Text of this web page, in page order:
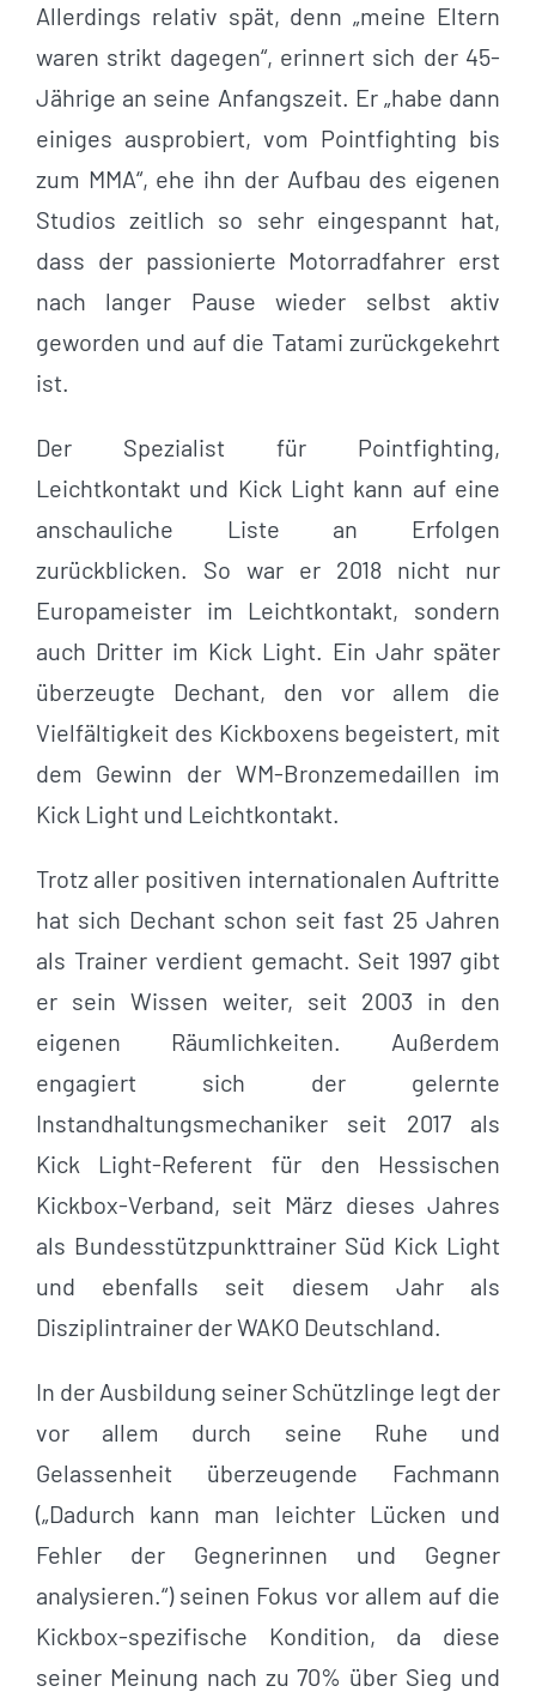
Allerdings relativ spät, denn „meine Eltern
waren strikt dagegen“, erinnert sich der 45-
Jährige an seine Anfangszeit. Er „habe dann
einiges ausprobiert, vom Pointfighting bis
zum MMA“, ehe ihn der Aufbau des eigenen
Studios zeitlich so sehr eingespannt hat,
dass der passionierte Motorradfahrer erst
nach langer Pause wieder selbst aktiv
geworden und auf die Tatami zurückgekehrt
ist.
Der Spezialist für Pointfighting,
Leichtkontakt und Kick Light kann auf eine
anschauliche Liste an Erfolgen
zurückblicken. So war er 2018 nicht nur
Europameister im Leichtkontakt, sondern
auch Dritter im Kick Light. Ein Jahr später
überzeugte Dechant, den vor allem die
Vielfältigkeit des Kickboxens begeistert, mit
dem Gewinn der WM-Bronzemedaillen im
Kick Light und Leichtkontakt.
Trotz aller positiven internationalen Auftritte
hat sich Dechant schon seit fast 25 Jahren
als Trainer verdient gemacht. Seit 1997 gibt
er sein Wissen weiter, seit 2003 in den
eigenen Räumlichkeiten. Außerdem
engagiert sich der gelernte
Instandhaltungsmechaniker seit 2017 als
Kick Light-Referent für den Hessischen
Kickbox-Verband, seit März dieses Jahres
als Bundesstützpunkttrainer Süd Kick Light
und ebenfalls seit diesem Jahr als
Disziplintrainer der WAKO Deutschland.
In der Ausbildung seiner Schützlinge legt der
vor allem durch seine Ruhe und
Gelassenheit überzeugende Fachmann
(„Dadurch kann man leichter Lücken und
Fehler der Gegnerinnen und Gegner
analysieren.“) seinen Fokus vor allem auf die
Kickbox-spezifische Kondition, da diese
seiner Meinung nach zu 70% über Sieg und